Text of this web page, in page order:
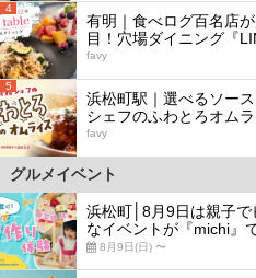
4
有明｜食べログ百名店
目！穴場ダイニング『
favy
5
浜松町駅｜選べるソー
シェフのふわとろオムラ
favy
グルメイベント
浜松町│8月9日は親子
なイベントが『michi』
8月9日(日) 〜